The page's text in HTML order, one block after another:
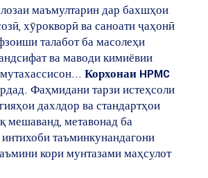
маъмултарин дар бахшҳои
хӯрокворӣ ва саноати ҷаҳонӣ
талабот ба масолеҳи
ва маводи кимиёвии
Корхонаи HPMC
Фаҳмидани тарзи истеҳсоли
дахлдор ва стандартҳои
мешаванд, метавонад ба
таъминкунандагони
кори мунтазами маҳсулот